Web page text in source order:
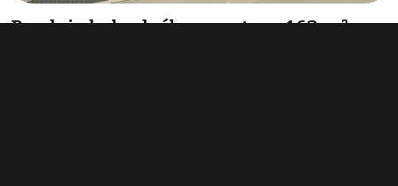
Prodej obchodního prostoru 163 m²,